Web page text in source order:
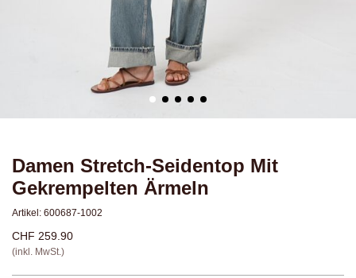
Damen Stretch-Seidentop Mit
Gekrempelten Ärmeln
Artikel: 600687-1002
CHF 259.90
(inkl. MwSt.)